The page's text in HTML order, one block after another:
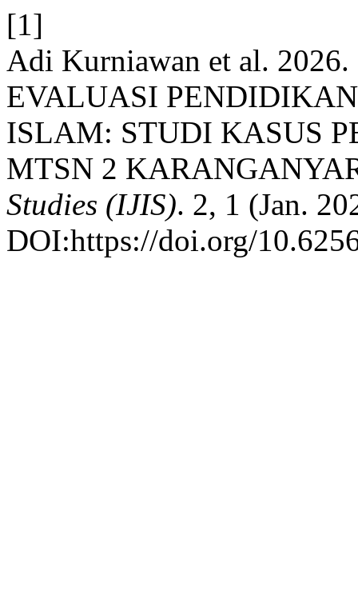
[1]
Adi Kurniawan et al.
EVALUASI
ISLAM: STUDI KASUS
MTSN 2
Studies (IJIS). 2, 1 (Jan.
DOI:https://doi.org/